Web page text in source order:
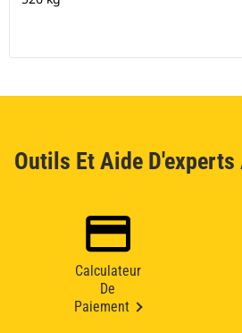
Outils Et Aide D'experts
Calculateur
De
Paiement